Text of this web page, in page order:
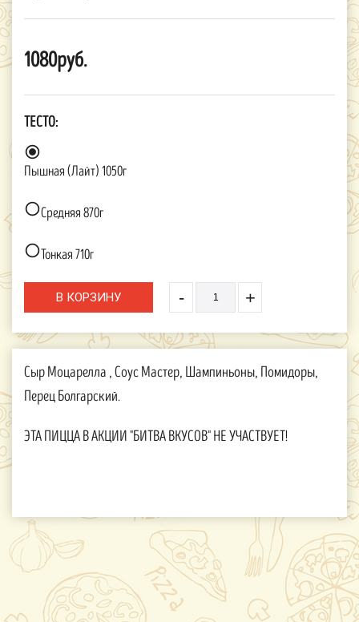
1080руб.
ТЕСТО:

Пышная (Лайт) 1050г
Средняя 870г
Тонкая 710г
- +
Сыр Моцарелла , Соус Мастер, Шампиньоны, Помидоры,
Перец Болгарский.
ЭТА ПИЦЦА В АКЦИИ "БИТВА ВКУСОВ" НЕ УЧАСТВУЕТ!